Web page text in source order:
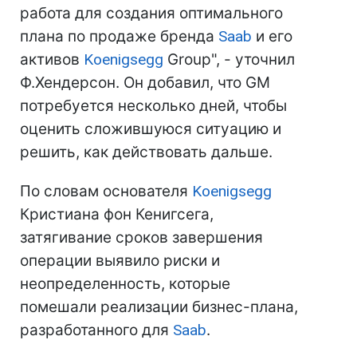
работа для создания оптимального
плана по продаже бренда Saab и его
активов Koenigsegg Group", - уточнил
Ф.Хендерсон. Он добавил, что GM
потребуется несколько дней, чтобы
оценить сложившуюся ситуацию и
решить, как действовать дальше.
По словам основателя Koenigsegg
Кристиана фон Кенигсега,
затягивание сроков завершения
операции выявило риски и
неопределенность, которые
помешали реализации бизнес-плана,
разработанного для Saab.